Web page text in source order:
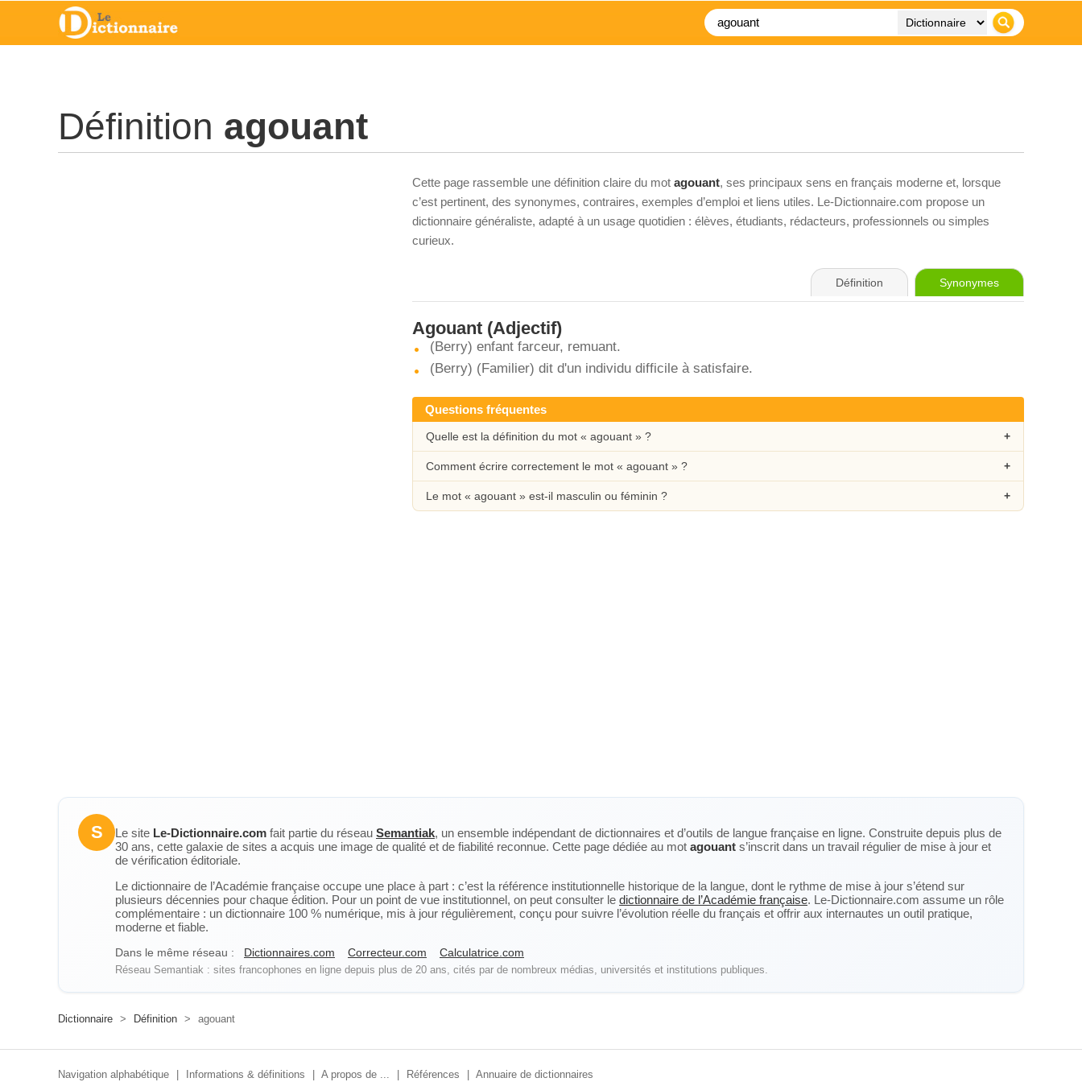
Définition agouant
Cette page rassemble une définition claire du mot agouant, ses principaux sens en français moderne et, lorsque
c’est pertinent, des synonymes, contraires, exemples d’emploi et liens utiles. Le-Dictionnaire.com propose un
dictionnaire généraliste, adapté à un usage quotidien : élèves, étudiants, rédacteurs, professionnels ou simples
curieux.
Définition Synonymes
Agouant (Adjectif)
(Berry) enfant farceur, remuant.
(Berry) (Familier) dit d'un individu difficile à satisfaire.
Questions fréquentes
Quelle est la définition du mot « agouant » ?
Comment écrire correctement le mot « agouant » ?
Le mot « agouant » est-il masculin ou féminin ?
S Le site Le-Dictionnaire.com fait partie du réseau Semantiak, un ensemble indépendant de dictionnaires et d’outils de langue française en ligne. Construite depuis plus de
30 ans, cette galaxie de sites a acquis une image de qualité et de fiabilité reconnue. Cette page dédiée au mot agouant s’inscrit dans un travail régulier de mise à jour et
de vérification éditoriale.
Le dictionnaire de l’Académie française occupe une place à part : c’est la référence institutionnelle historique de la langue, dont le rythme de mise à jour s’étend sur
plusieurs décennies pour chaque édition. Pour un point de vue institutionnel, on peut consulter le dictionnaire de l’Académie française. Le-Dictionnaire.com assume un rôle
complémentaire : un dictionnaire 100 % numérique, mis à jour régulièrement, conçu pour suivre l’évolution réelle du français et offrir aux internautes un outil pratique,
moderne et fiable.
Dans le même réseau : Dictionnaires.com Correcteur.com Calculatrice.com
Réseau Semantiak : sites francophones en ligne depuis plus de 20 ans, cités par de nombreux médias, universités et institutions publiques.
Dictionnaire > Définition > agouant
Navigation alphabétique Informations & définitions A propos de ... Références Annuaire de dictionnaires